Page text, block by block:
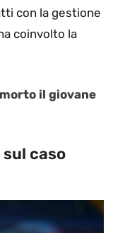
con la gestione
coinvolto la
il giovane
caso